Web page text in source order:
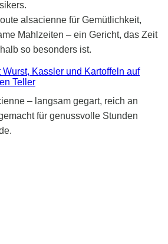
alsacienne für Gemütlichkeit,
Mahlzeiten – ein Gericht, das Zeit
so besonders ist.
– langsam gegart, reich an
für genussvolle Stunden